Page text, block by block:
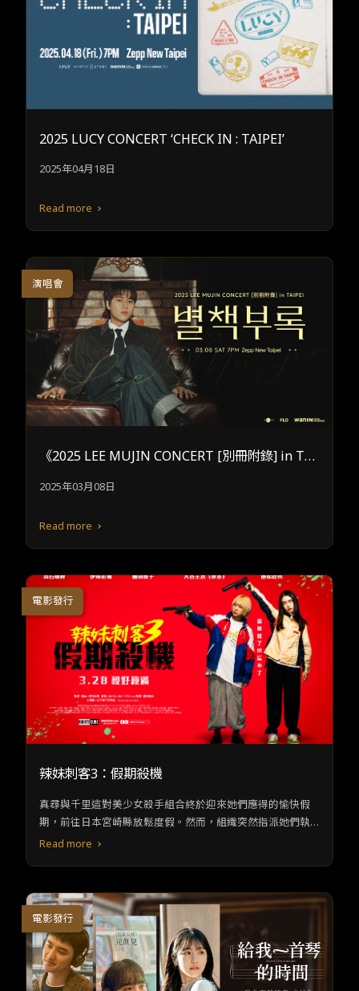
2025 LUCY CONCERT ‘CHECK IN : TAIPEI’
2025年04月18日
Read more
《2025 LEE MUJIN CONCERT [別冊附錄] in TAI
PEI》
2025年03月08日
Read more
演唱會
辣妹刺客3：假期殺機
真尋與千里這對美少女殺手組合終於迎來她們應得的愉快假
期，前往日本宮崎縣放鬆度假。然而，組織突然指派她們執
行一個看似簡單的任務——抓住貪污犯，本以為可以輕鬆搞
個任務，展開難分難解的激烈競爭。現在，她們被迫與組織
派來的兩名“成年”監督合作，真尋與千里的友誼與殺手技巧面
臨意想不到的考驗，假期正式結束，她們即將邁向二十歲成
人之路——伴隨著一場腥風血雨的殺戮！
Read more
電影發行
電影發行